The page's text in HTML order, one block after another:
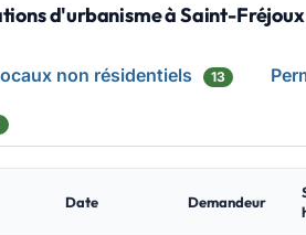
d'urbanisme à Saint-Fréjoux
non résidentiels 13
Date Demandeur